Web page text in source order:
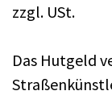
zzgl. USt.
Das Hutgeld